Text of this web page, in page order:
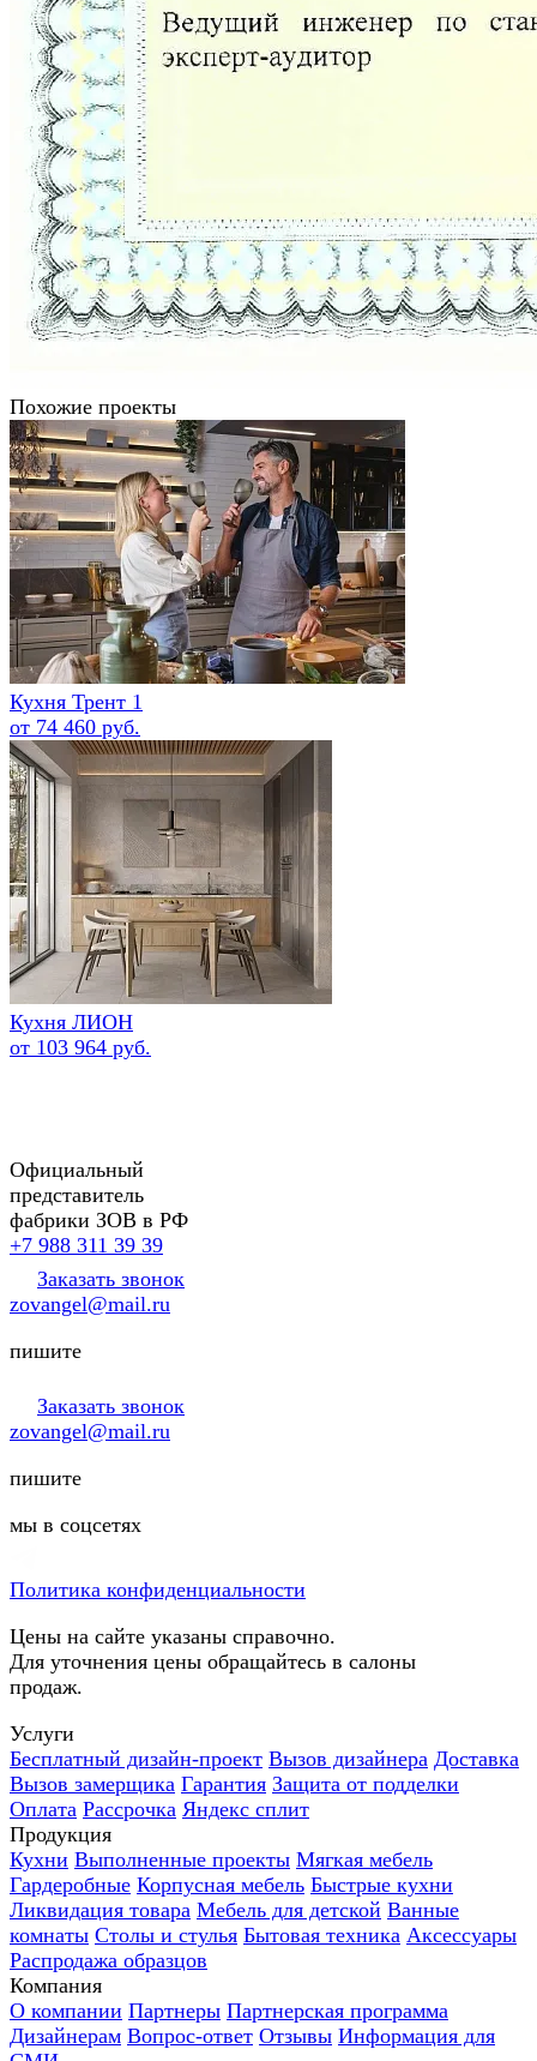
Похожие проекты
Кухня Трент 1
от 74 460 руб.
Кухня ЛИОН
от 103 964 руб.
Официальный
представитель
фабрики ЗОВ в РФ
+7 988 311 39 39
Заказать звонок
zovangel@mail.ru
пишите
Заказать звонок
zovangel@mail.ru
пишите
мы в соцсетях
Политика конфиденциальности
Цены на сайте указаны справочно.
Для уточнения цены обращайтесь в салоны
продаж.
Услуги
Бесплатный дизайн-проект Вызов дизайнера Доставка
Вызов замерщика Гарантия Защита от подделки
Оплата Рассрочка Яндекс сплит
Продукция
Кухни Выполненные проекты Мягкая мебель
Гардеробные Корпусная мебель Быстрые кухни
Ликвидация товара Мебель для детской Ванные
комнаты Столы и стулья Бытовая техника Аксессуары
Распродажа образцов
Компания
О компании Партнеры Партнерская программа
Дизайнерам Вопрос-ответ Отзывы Информация для